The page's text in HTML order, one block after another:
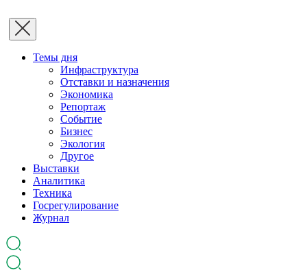
Темы дня
Инфраструктура
Отставки и назначения
Экономика
Репортаж
Событие
Бизнес
Экология
Другое
Выставки
Аналитика
Техника
Госрегулирование
Журнал